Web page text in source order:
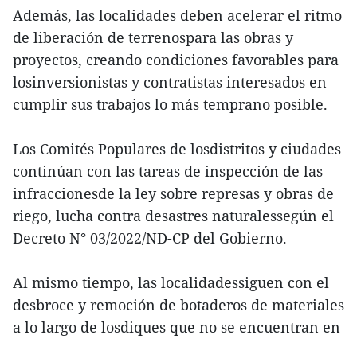
Además, las localidades deben acelerar el ritmo
de liberación de terrenospara las obras y
proyectos, creando condiciones favorables para
losinversionistas y contratistas interesados en
cumplir sus trabajos lo más temprano posible.
Los Comités Populares de losdistritos y ciudades
continúan con las tareas de inspección de las
infraccionesde la ley sobre represas y obras de
riego, lucha contra desastres naturalessegún el
Decreto N° 03/2022/ND-CP del Gobierno.
Al mismo tiempo, las localidadessiguen con el
desbroce y remoción de botaderos de materiales
a lo largo de losdiques que no se encuentran en